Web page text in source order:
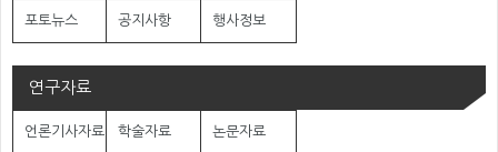
포토뉴스 공지사항 행사정보
연구자료
언론기사자료 학술자료 논문자료